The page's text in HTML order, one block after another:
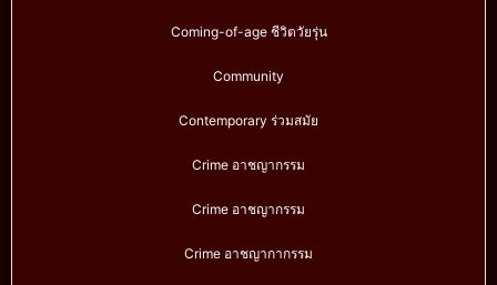
Coming-of-age ชีวิตวัยรุ่น
Community
Contemporary ร่วมสมัย
Crime อาชญากรรม
Crime อาชญากรรม
Crime อาชญากากรรม